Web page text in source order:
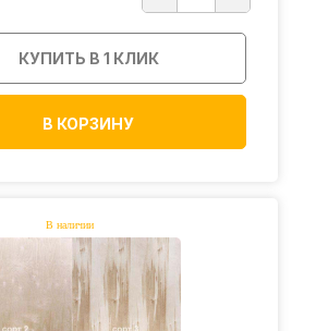
КУПИТЬ В 1 КЛИК
В КОРЗИНУ